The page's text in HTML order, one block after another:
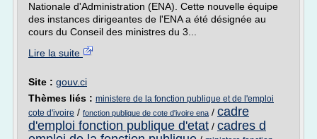
Nationale d'Administration (ENA). Cette nouvelle équipe
des instances dirigeantes de l'ENA a été désignée au
cours du Conseil des ministres du 3...
Lire la suite
Site : gouv.ci
Thèmes liés : ministere de la fonction publique et de l'emploi
cote d'ivoire / fonction publique de cote d'ivoire ena / cadre
d'emploi fonction publique d'etat / cadres d